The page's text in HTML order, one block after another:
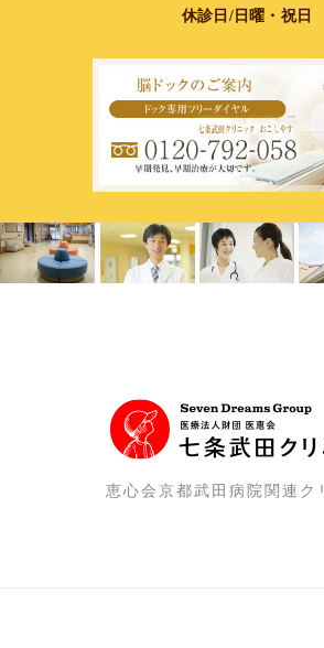
休診日/日曜・祝日
恵心会京都武田病院関連ク